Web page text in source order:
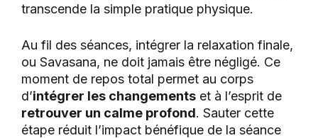
transcende la simple pratique physique.
Au fil des séances, intégrer la relaxation finale,
ou Savasana, ne doit jamais être négligé. Ce
moment de repos total permet au corps
d’intégrer les changements et à l’esprit de
retrouver un calme profond. Sauter cette
étape réduit l’impact bénéfique de la séance